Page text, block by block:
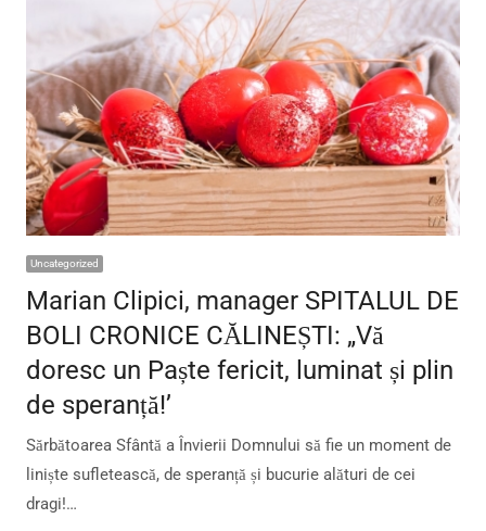
Uncategorized
Marian Clipici, manager SPITALUL DE
BOLI CRONICE CĂLINEȘTI: „Vă
doresc un Paște fericit, luminat și plin
de speranță!’
Sărbătoarea Sfântă a Învierii Domnului să fie un moment de
liniște sufletească, de speranță și bucurie alături de cei
dragi!…